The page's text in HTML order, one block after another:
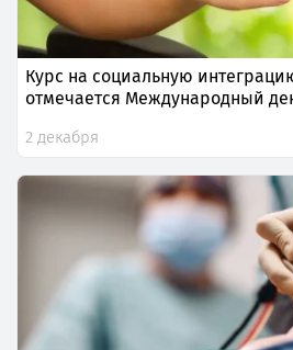
Курс на социальную
отмечается Международный
2 декабря